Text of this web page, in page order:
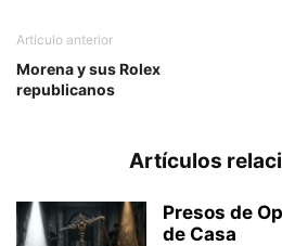
Artículo anterior
Morena y sus Rolex
republicanos
Artículos
Presos de
de Casa